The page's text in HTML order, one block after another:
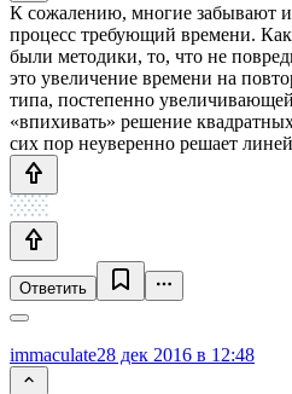
К сожалению, многие забывают
процесс требующий времени.
были методики, то, что не
это увеличение времени на
типа, постепенно
«впихивать» решение
сих пор неуверенно решает
Ответить
immaculate28 дек 2016 в 12:48